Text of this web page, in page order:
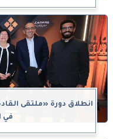
انطلاق دورة «ملتقى
في